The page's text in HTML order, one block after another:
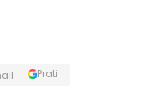
Prati